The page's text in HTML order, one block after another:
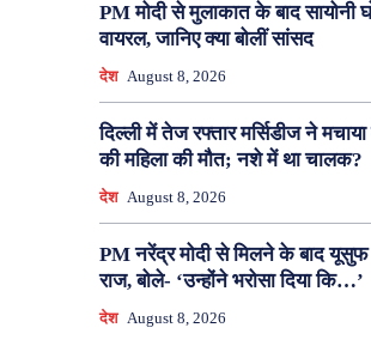
PM मोदी से मुलाकात के बाद सायोनी
वायरल, जानिए क्या बोलीं सांसद
देश August 8, 2026
दिल्ली में तेज रफ्तार मर्सिडीज ने
की महिला की मौत; नशे में था चालक?
देश August 8, 2026
PM नरेंद्र मोदी से मिलने के बाद यूसुफ
राज, बोले- ‘उन्होंने भरोसा दिया कि…’
देश August 8, 2026